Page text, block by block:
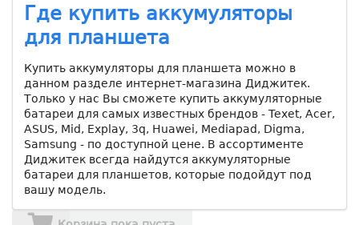
Где купить аккумуляторы
для планшета
Купить аккумуляторы для планшета можно в
данном разделе интернет-магазина Диджитек.
Только у нас Вы сможете купить аккумуляторные
батареи для самых известных брендов - Texet, Acer,
ASUS, Mid, Explay, 3q, Huawei, Mediapad, Digma,
Samsung - по доступной цене. В ассортименте
Диджитек всегда найдутся аккумуляторные
батареи для планшетов, которые подойдут под
вашу модель.